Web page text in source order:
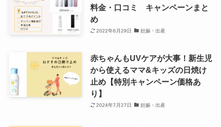
料金・口コミ キャンペーンまと
め
2022年6月29日 妊娠・出産
赤ちゃんもUVケアが大事！新生児
から使えるママ&キッズの日焼け
止め【特別キャンペーン価格あ
り】
2024年7月27日 妊娠・出産